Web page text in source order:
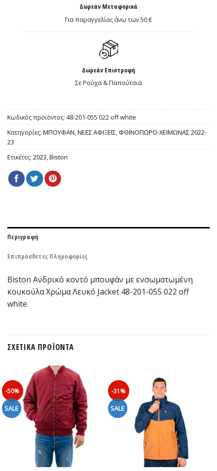
Δωρεάν Μεταφορικά
Για παραγγελίας άνω των 50 €
Δωρεάν Επιστροφή
Σε Ρούχα & Παπούτσια
Κωδικός προϊόντος: 48-201-055 022 off white
Κατηγορίες: ΜΠΟΥΦΑΝ,ΝΕΕΣ ΑΦΙΞΕΙΣ, ΦΘΙΝΟΠΩΡΟ-ΧΕΙΜΩΝΑΣ 2022-
23
Ετικέτες: 2023,Biston
Περιγραφή
Επιπρόσθετες Πληροφορίες
Biston Ανδρικό κοντό μπουφάν με ενσωματωμένη
κουκούλα Χρώμα Λευκό Jacket 48-201-055 022 off
white
ΣΧΕΤΙΚΆ ΠΡΟΪΌΝΤΑ
-50%
SALE
-31%
SALE